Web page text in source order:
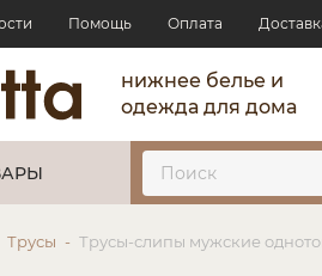
Помощь Оплата
нижнее белье и
одежда для дома
Трусы Трусы-слипы мужские